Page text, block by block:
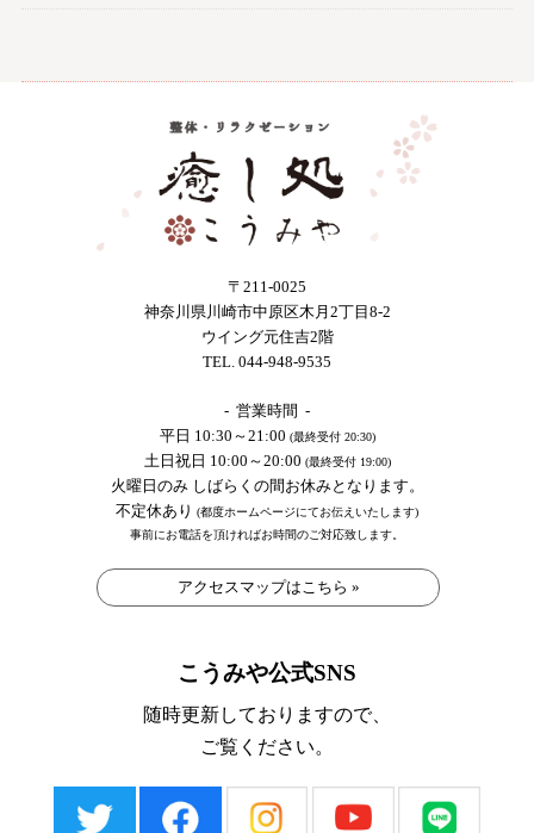
〒211-0025
神奈川県川崎市中原区木月2丁目8-2
ウイング元住吉2階
TEL. 044-948-9535
- 営業時間 -
平日 10:30～21:00 (最終受付 20:30)
土日祝日 10:00～20:00 (最終受付 19:00)
火曜日のみ しばらくの間お休みとなります。
不定休あり (都度ホームページにてお伝えいたします)
事前にお電話を頂ければお時間のご対応致します。
アクセスマップはこちら »
こうみや公式SNS
随時更新しておりますので、
ご覧ください。